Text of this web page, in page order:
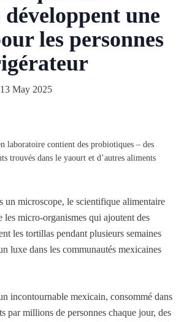
une
les personnes
13 May 2025
laboratoire contient des probiotiques – des
trouvés dans le yaourt et d’autres aliments
un microscope, le scientifique alimentaire
les micro-organismes qui ajoutent des
les tortillas pendant plusieurs semaines
luxe dans les communautés mexicaines
incontournable mexicain, consommé dans
par millions de personnes chaque jour, des